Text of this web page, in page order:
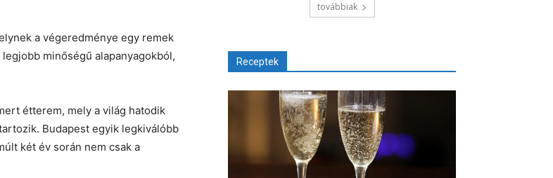
a végeredménye egy remek
minőségű alapanyagokból,
étterem, mely a világ hatodik
Budapest egyik legkiválóbb
két év során nem csak a
továbbiak
Receptek